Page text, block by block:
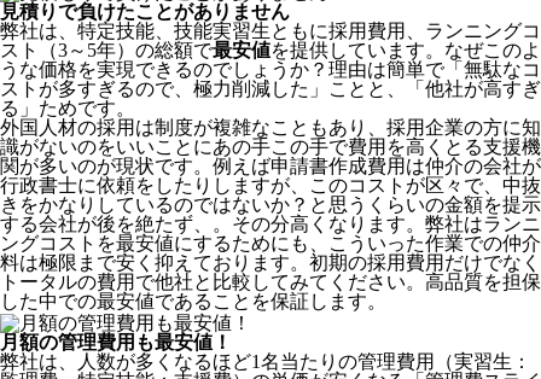
見積りで負けたことがありません
弊社は、特定技能、技能実習生ともに採用費用、ランニングコ
スト（3～5年）の総額で最安値を提供しています。なぜこのよ
うな価格を実現できるのでしょうか？理由は簡単で「無駄なコ
ストが多すぎるので、極力削減した」ことと、
「他社が高すぎ
る」 ためです。
外国人材の採用は制度が複雑なこともあり、採用企業の方に知
識がないのをいいことにあの手この手で費用を高くとる支援機
関が多いのが現状です。例えば申請書作成費用は仲介の会社が
行政書士に依頼をしたりしますが、このコストが区々で、中抜
きをかなりしているのではないか？と思うくらいの金額を提示
する会社が後を絶たず、。その分高くなります。弊社はランニ
ングコストを最安値にするためにも、こういった作業での仲介
料は極限まで安く抑えております。 初期の採用費用だけでなく
トータルの費用で他社と比較してみてください。 高品質を担保
した中での最安値であることを保証します。
月額の管理費用も最安値！
弊社は、
人数が多くなるほど1名当たりの管理費用（実習生：